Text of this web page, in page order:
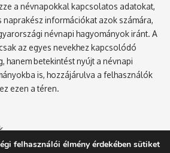
a névnapokkal kapcsolatos adatokat,
információkat azok számára,
névnapi hagyományok iránt. A
az egyes nevekhez kapcsolódó
hanem betekintést nyújt a névnapi
is, hozzájárulva a felhasználók
ezen a téren.
felhasználói élmény érdekében sütiket